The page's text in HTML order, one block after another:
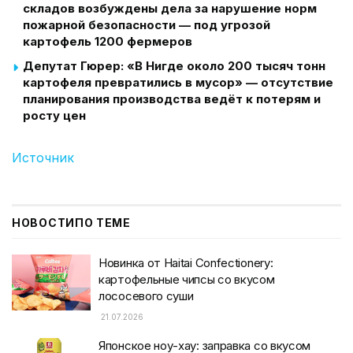
складов возбуждены дела за нарушение норм
пожарной безопасности — под угрозой
картофель 1200 фермеров
Депутат Гюрер: «В Нигде около 200 тысяч тонн
картофеля превратились в мусор» — отсутствие
планирования производства ведёт к потерям и
росту цен
Источник
НОВОСТИПО ТЕМЕ
Новинка от Haitai Confectionery:
картофельные чипсы со вкусом
лососевого суши
21.07.2026
Японское ноу-хау: заправка со вкусом